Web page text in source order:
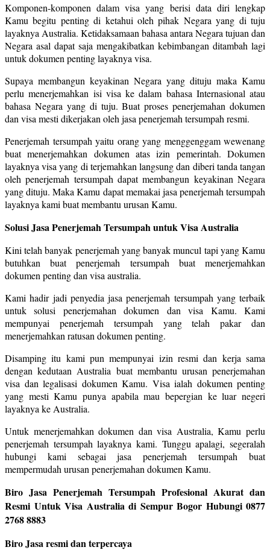
Komponen-komponen dalam visa yang berisi data diri lengkap
Kamu begitu penting di ketahui oleh pihak Negara yang di tuju
layaknya Australia. Ketidaksamaan bahasa antara Negara tujuan dan
Negara asal dapat saja mengakibatkan kebimbangan ditambah lagi
untuk dokumen penting layaknya visa.
Supaya membangun keyakinan Negara yang dituju maka Kamu
perlu menerjemahkan isi visa ke dalam bahasa Internasional atau
bahasa Negara yang di tuju. Buat proses penerjemahan dokumen
dan visa mesti dikerjakan oleh jasa penerjemah tersumpah resmi.
Penerjemah tersumpah yaitu orang yang menggenggam wewenang
buat menerjemahkan dokumen atas izin pemerintah. Dokumen
layaknya visa yang di terjemahkan langsung dan diberi tanda tangan
oleh penerjemah tersumpah dapat membangun keyakinan Negara
yang dituju. Maka Kamu dapat memakai jasa penerjemah tersumpah
layaknya kami buat membantu urusan Kamu.
Solusi Jasa Penerjemah Tersumpah untuk Visa Australia
Kini telah banyak penerjemah yang banyak muncul tapi yang Kamu
butuhkan buat penerjemah tersumpah buat menerjemahkan
dokumen penting dan visa australia.
Kami hadir jadi penyedia jasa penerjemah tersumpah yang terbaik
untuk solusi penerjemahan dokumen dan visa Kamu. Kami
mempunyai penerjemah tersumpah yang telah pakar dan
menerjemahkan ratusan dokumen penting.
Disamping itu kami pun mempunyai izin resmi dan kerja sama
dengan kedutaan Australia buat membantu urusan penerjemahan
visa dan legalisasi dokumen Kamu. Visa ialah dokumen penting
yang mesti Kamu punya apabila mau bepergian ke luar negeri
layaknya ke Australia.
Untuk menerjemahkan dokumen dan visa Australia, Kamu perlu
penerjemah tersumpah layaknya kami. Tunggu apalagi, segeralah
hubungi kami sebagai jasa penerjemah tersumpah buat
mempermudah urusan penerjemahan dokumen Kamu.
Biro Jasa Penerjemah Tersumpah Profesional Akurat dan
Resmi Untuk Visa Australia di Sempur Bogor Hubungi 0877
2768 8883
Biro Jasa resmi dan terpercaya